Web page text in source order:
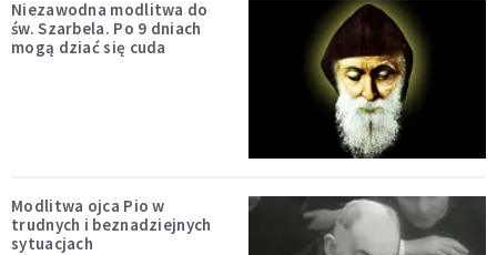
Niezawodna modlitwa do
św. Szarbela. Po 9 dniach
mogą dziać się cuda
Modlitwa ojca Pio w
trudnych i beznadziejnych
sytuacjach